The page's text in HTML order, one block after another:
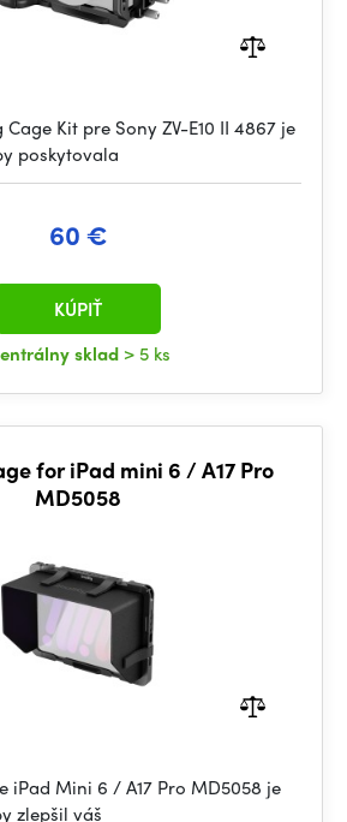
Kit pre Sony ZV-E10 II 4867 je
poskytovala
60 €
sklad > 5 ks
KÚPIŤ
for iPad mini 6 / A17 Pro
MD5058
iPad Mini 6 / A17 Pro MD5058 je
zlepšil váš